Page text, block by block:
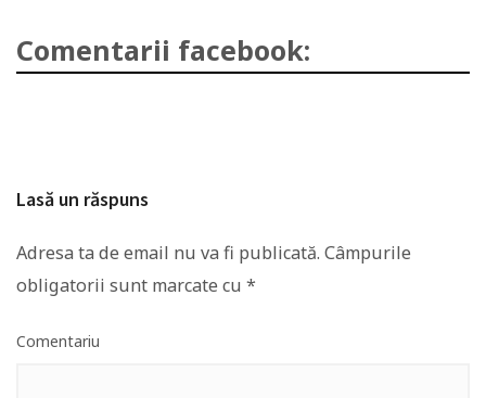
Comentarii facebook:
Lasă un răspuns
Adresa ta de email nu va fi publicată. Câmpurile
obligatorii sunt marcate cu *
Comentariu